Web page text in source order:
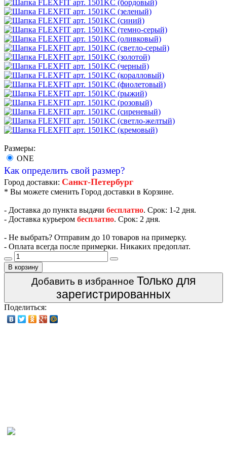
Размеры:
ONE
Как определить свой размер?
Город доставки: Санкт-Петербург
* Вы можете сменить Город доставки в Корзине.
- Доставка до пункта выдачи бесплатно. Срок: 1-2 дня.
- Доставка курьером бесплатно. Срок: 2 дня.
- Не выбрать? Отправим до 10 товаров на примерку.
- Оплата всегда после примерки. Никаких предоплат.
В корзину
Добавить в избранное Только для
зарегистрированных
Поделиться: